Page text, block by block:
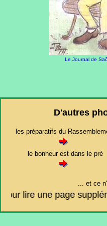
Le Journal de
D'autres
les préparatifs du
le bonheur est dans le pré
... et ce
une page